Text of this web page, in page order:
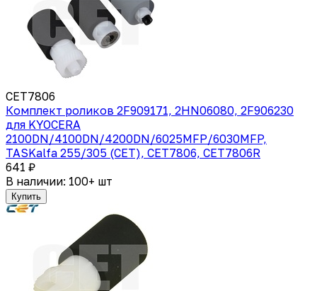
CET7806
Комплект роликов 2F909171, 2HN06080, 2F906230
для KYOCERA
2100DN/4100DN/4200DN/6025MFP/6030MFP,
TASKalfa 255/305 (CET), CET7806, CET7806R
641 ₽
В наличии: 100+ шт
Купить